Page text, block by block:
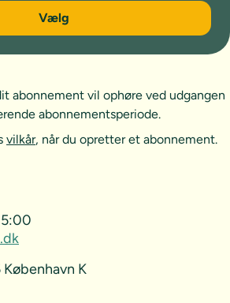
Vælg
abonnement vil ophøre ved udgangen
abonnementsperiode.
vilkår, når du opretter et abonnement.
kontakt
København K